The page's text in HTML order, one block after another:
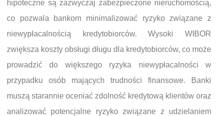
hipoteczne są zazwyczaj zabezpieczone nieruchomością,
co pozwala bankom minimalizować ryzyko związane z
niewypłacalnością kredytobiorców. Wysoki WIBOR
zwiększa koszty obsługi długu dla kredytobiorców, co może
prowadzić do większego ryzyka niewypłacalności w
przypadku osób mających trudności finansowe. Banki
muszą starannie oceniać zdolność kredytową klientów oraz
analizować potencjalne ryzyko związane z udzielaniem